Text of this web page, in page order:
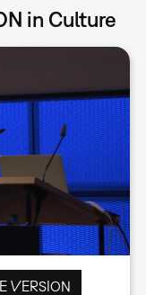
in Culture
VERSION